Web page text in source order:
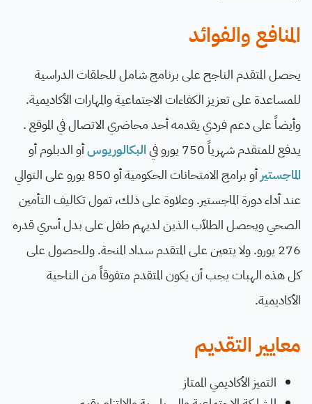
المنافع والفوائد
يحصل المتقدم الناجح على برنامج شامل للحلقات الدراسية
للمساعدة على تعزيز الكفاءات الاجتماعية والمهارات الأكاديمية.
وأيضاً على دعم فردي يقدمه أحد محاضري الاتصال في الموقع .
يدفع للمتقدم شهرياً 750 يورو في
البكالوريوسأو الدبلوم أو
الماجستير
أو برامج الامتحانات الحكومية أو 850 يورو على التوالي
عند أداء دورة الماجستير. وعلاوة على ذلك، تمول تكاليف التأمين
الصحي ويحصل الطلاّب الذين لديهم طفل على بدل أسري قدره
276 يورو. ولا يتعين على المتقدم سداد المنحة. وللحصول على
كل هذه الهبات يجب أن يكون المتقدم متفوقاً من الناحية
الأكاديمية.
معايير التقديم
التميز الأكاديمي الممتاز